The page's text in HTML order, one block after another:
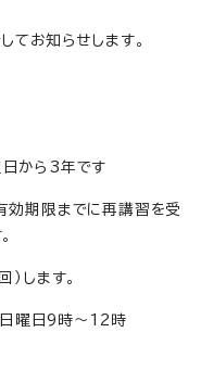
てお知らせします。
から3年です
効期限までに再講習を受
します。
日曜日9時～12時